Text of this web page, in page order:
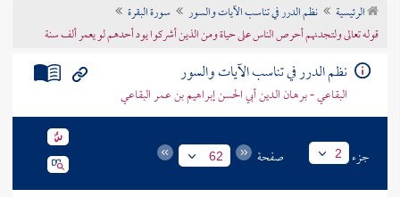
تراجم الأعلام
الرئيسية نظم الدرر في تناسب الآيات والسور
سورة البقرة
قوله تعالى ولتجدنهم أحرص الناس على حياة ومن الذين أشركوا يود أحدهم لو يعمر ألف سنة
نظم الدرر في تناسب الآيات والسور
البقاعي - برهان الدين أبي الحسن إبراهيم بن عمر البقاعي
جزء 2 صفحة 62